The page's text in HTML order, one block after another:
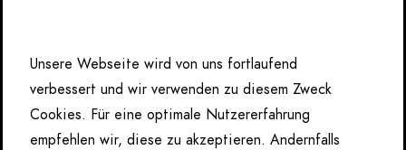
Unsere Webseite wird von uns fortlaufend
verbessert und wir verwenden zu diesem Zweck
Cookies. Für eine optimale Nutzererfahrung
empfehlen wir, diese zu akzeptieren. Andernfalls